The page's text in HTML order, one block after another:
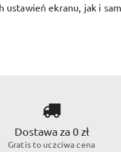
ustawień ekranu, jak i
Dostawa za 0 zł
Gratis to uczciwa cena